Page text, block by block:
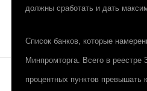
должны сработать и дать
Список банков, которые
Минпромторга. Всего в реестре
процентных пунктов